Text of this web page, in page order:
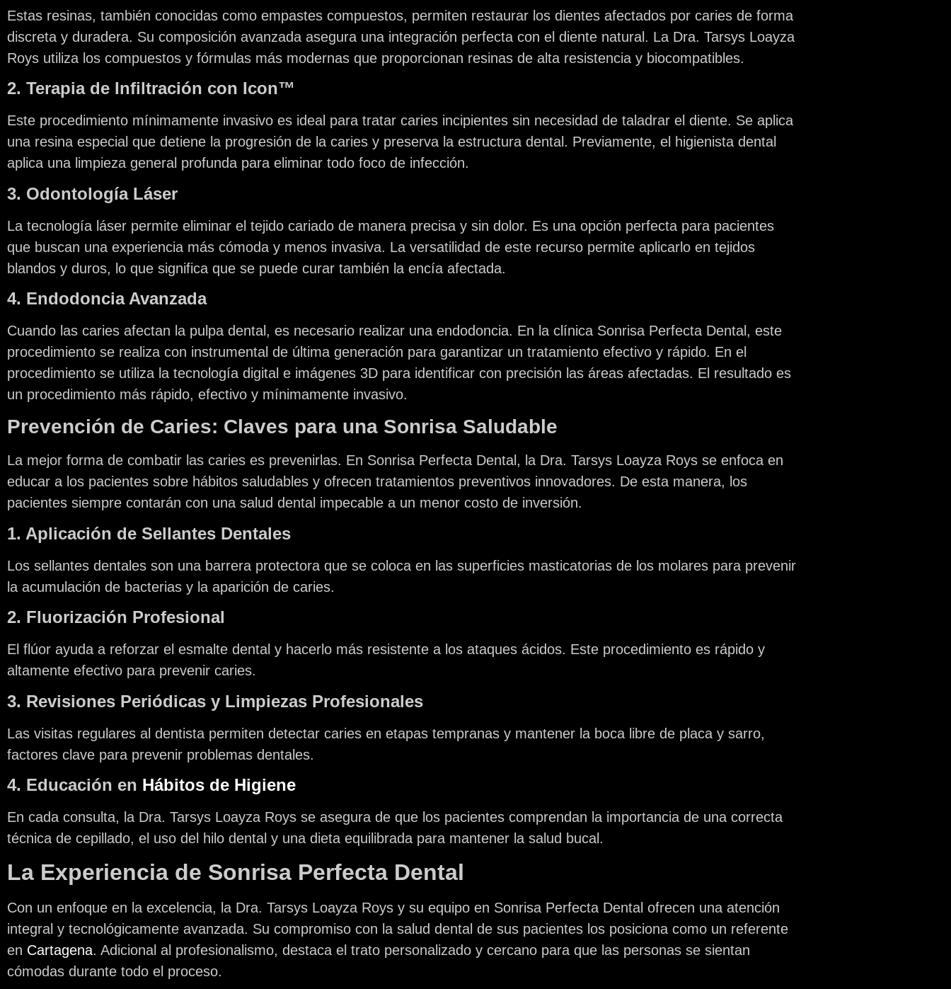
Estas resinas, también conocidas como empastes compuestos, permiten restaurar los dientes afectados por caries de forma
discreta y duradera. Su composición avanzada asegura una integración perfecta con el diente natural. La Dra. Tarsys Loayza
Roys utiliza los compuestos y fórmulas más modernas que proporcionan resinas de alta resistencia y biocompatibles.
2. Terapia de Infiltración con Icon™
Este procedimiento mínimamente invasivo es ideal para tratar caries incipientes sin necesidad de taladrar el diente. Se aplica
una resina especial que detiene la progresión de la caries y preserva la estructura dental. Previamente, el higienista dental
aplica una limpieza general profunda para eliminar todo foco de infección.
3. Odontología Láser
La tecnología láser permite eliminar el tejido cariado de manera precisa y sin dolor. Es una opción perfecta para pacientes
que buscan una experiencia más cómoda y menos invasiva. La versatilidad de este recurso permite aplicarlo en tejidos
blandos y duros, lo que significa que se puede curar también la encía afectada.
4. Endodoncia Avanzada
Cuando las caries afectan la pulpa dental, es necesario realizar una endodoncia. En la clínica Sonrisa Perfecta Dental , este
procedimiento se realiza con instrumental de última generación para garantizar un tratamiento efectivo y rápido. En el
procedimiento se utiliza la tecnología digital e imágenes 3D para identificar con precisión las áreas afectadas. El resultado es
un procedimiento más rápido, efectivo y mínimamente invasivo.
Prevención de Caries: Claves para una Sonrisa Saludable
La mejor forma de combatir las caries es prevenirlas. En Sonrisa Perfecta Dental , la Dra. Tarsys Loayza Roys se enfoca en
educar a los pacientes sobre hábitos saludables y ofrecen tratamientos preventivos innovadores. De esta manera, los
pacientes siempre contarán con una salud dental impecable a un menor costo de inversión.
1. Aplicación de Sellantes Dentales
Los sellantes dentales son una barrera protectora que se coloca en las superficies masticatorias de los molares para prevenir
la acumulación de bacterias y la aparición de caries.
2. Fluorización Profesional
El flúor ayuda a reforzar el esmalte dental y hacerlo más resistente a los ataques ácidos. Este procedimiento es rápido y
altamente efectivo para prevenir caries.
3. Revisiones Periódicas y Limpiezas Profesionales
Las visitas regulares al dentista permiten detectar caries en etapas tempranas y mantener la boca libre de placa y sarro,
factores clave para prevenir problemas dentales.
4. Educación en Hábitos de Higiene
En cada consulta, la Dra. Tarsys Loayza Roys se asegura de que los pacientes comprendan la importancia de una correcta
técnica de cepillado, el uso del hilo dental y una dieta equilibrada para mantener la salud bucal.
La Experiencia de Sonrisa Perfecta Dental
Con un enfoque en la excelencia, la Dra. Tarsys Loayza Roys y su equipo en Sonrisa Perfecta Dental ofrecen una atención
integral y tecnológicamente avanzada. Su compromiso con la salud dental de sus pacientes los posiciona como un referente
en Cartagena. Adicional al profesionalismo, destaca el trato personalizado y cercano para que las personas se sientan
cómodas durante todo el proceso.